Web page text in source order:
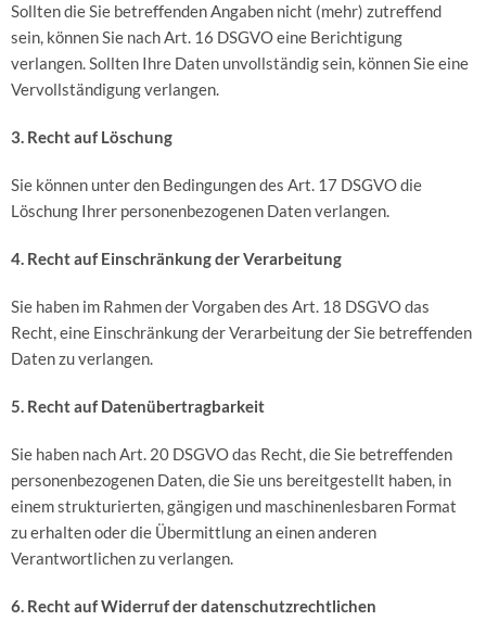
Sollten die Sie betreffenden Angaben nicht (mehr) zutreffend
sein, können Sie nach Art. 16 DSGVO eine Berichtigung
verlangen. Sollten Ihre Daten unvollständig sein, können Sie eine
Vervollständigung verlangen.
3. Recht auf Löschung
Sie können unter den Bedingungen des Art. 17 DSGVO die
Löschung Ihrer personenbezogenen Daten verlangen.
4. Recht auf Einschränkung der Verarbeitung
Sie haben im Rahmen der Vorgaben des Art. 18 DSGVO das
Recht, eine Einschränkung der Verarbeitung der Sie betreffenden
Daten zu verlangen.
5. Recht auf Datenübertragbarkeit
Sie haben nach Art. 20 DSGVO das Recht, die Sie betreffenden
personenbezogenen Daten, die Sie uns bereitgestellt haben, in
einem strukturierten, gängigen und maschinenlesbaren Format
zu erhalten oder die Übermittlung an einen anderen
Verantwortlichen zu verlangen.
6. Recht auf Widerruf der datenschutzrechtlichen